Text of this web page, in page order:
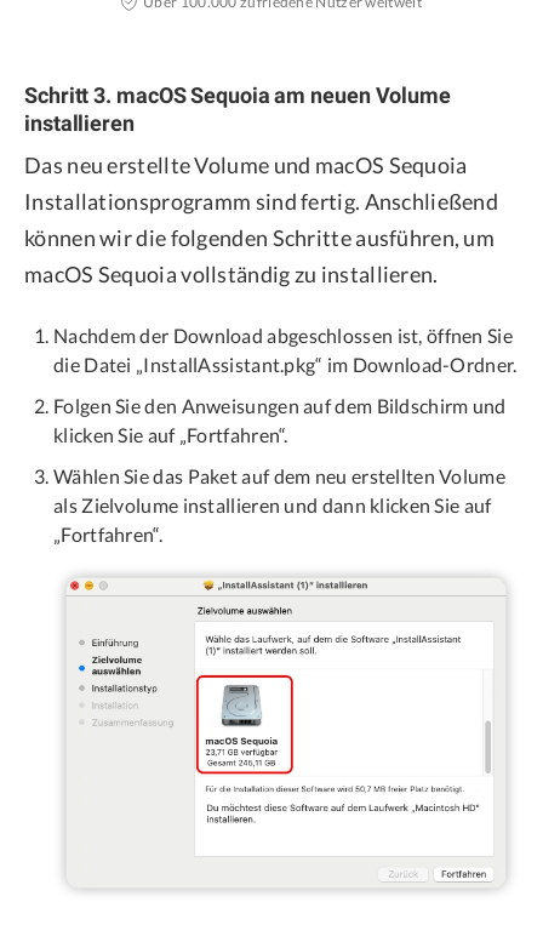
Schritt 3. macOS Sequoia am neuen Volume
installieren
Das neu erstellte Volume und macOS Sequoia
Installationsprogramm sind fertig. Anschließend
können wir die folgenden Schritte ausführen, um
macOS Sequoia vollständig zu installieren.
Nachdem der Download abgeschlossen ist, öffnen Sie
die Datei „InstallAssistant.pkg“ im Download-Ordner.
Folgen Sie den Anweisungen auf dem Bildschirm und
klicken Sie auf „Fortfahren“.
Wählen Sie das Paket auf dem neu erstellten Volume
als Zielvolume installieren und dann klicken Sie auf
„Fortfahren“.